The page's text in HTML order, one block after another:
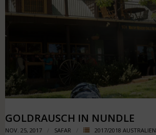
GOLDRAUSCH IN NUNDLE
NOV. 25, 2017 SAFAR 2017/2018 AUSTRALIEN